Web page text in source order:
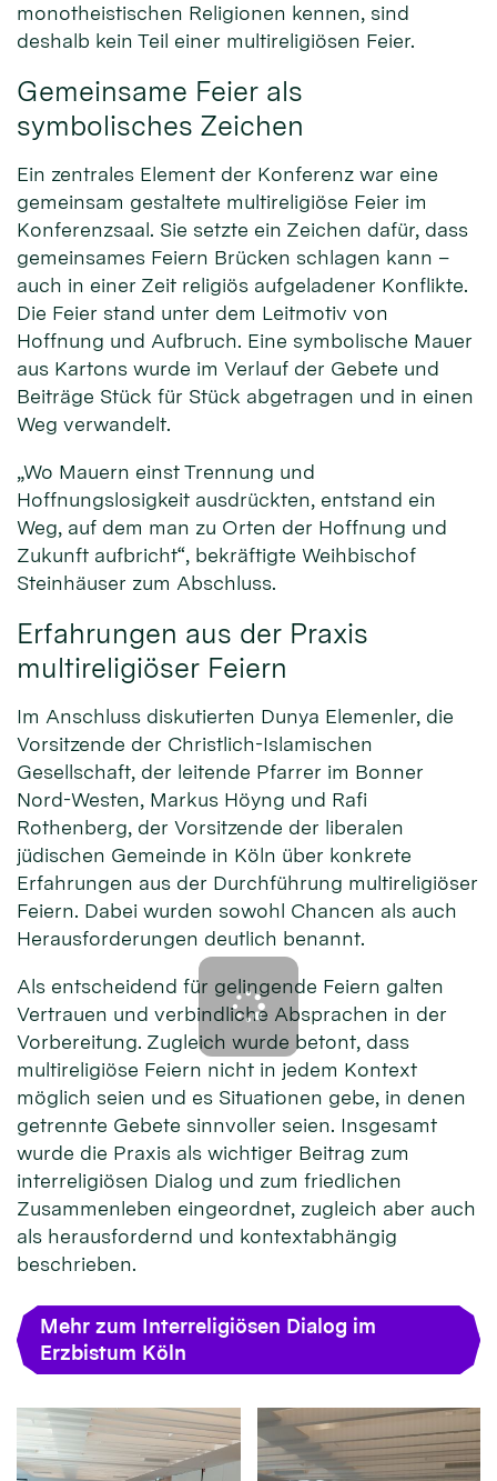
monotheistischen Religionen kennen, sind
deshalb kein Teil einer multireligiösen Feier.
Gemeinsame Feier als
symbolisches Zeichen
Ein zentrales Element der Konferenz war eine
gemeinsam gestaltete multireligiöse Feier im
Konferenzsaal. Sie setzte ein Zeichen dafür, dass
gemeinsames Feiern Brücken schlagen kann –
auch in einer Zeit religiös aufgeladener Konflikte.
Die Feier stand unter dem Leitmotiv von
Hoffnung und Aufbruch. Eine symbolische Mauer
aus Kartons wurde im Verlauf der Gebete und
Beiträge Stück für Stück abgetragen und in einen
Weg verwandelt.
„Wo Mauern einst Trennung und
Hoffnungslosigkeit ausdrückten, entstand ein
Weg, auf dem man zu Orten der Hoffnung und
Zukunft aufbricht“, bekräftigte Weihbischof
Steinhäuser zum Abschluss.
Erfahrungen aus der Praxis
multireligiöser Feiern
Im Anschluss diskutierten Dunya Elemenler, die
Vorsitzende der Christlich-Islamischen
Gesellschaft, der leitende Pfarrer im Bonner
Nord-Westen, Markus Höyng und Rafi
Rothenberg, der Vorsitzende der liberalen
jüdischen Gemeinde in Köln über konkrete
Erfahrungen aus der Durchführung multireligiöser
Feiern. Dabei wurden sowohl Chancen als auch
Herausforderungen deutlich benannt.
Als entscheidend für gelingende Feiern galten
Vertrauen und verbindliche Absprachen in der
Vorbereitung. Zugleich wurde betont, dass
multireligiöse Feiern nicht in jedem Kontext
möglich seien und es Situationen gebe, in denen
getrennte Gebete sinnvoller seien. Insgesamt
wurde die Praxis als wichtiger Beitrag zum
interreligiösen Dialog und zum friedlichen
Zusammenleben eingeordnet, zugleich aber auch
als herausfordernd und kontextabhängig
beschrieben.
Mehr zum Interreligiösen Dialog im
Erzbistum Köln